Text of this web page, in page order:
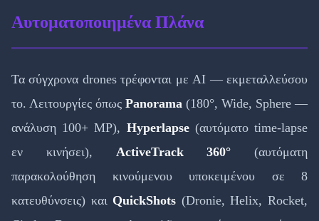
Αυτοματοποιημένα Πλάνα
Τα σύγχρονα drones τρέφονται με AI — εκμεταλλεύσου
το. Λειτουργίες όπως Panorama (180°, Wide, Sphere —
ανάλυση 100+ MP), Hyperlapse(αυτόματο time-lapse
εν κινήσει), ActiveTrack 360° (αυτόματη
παρακολούθηση κινούμενου υποκειμένου σε 8
κατευθύνσεις) και QuickShots (Dronie, Helix, Rocket,